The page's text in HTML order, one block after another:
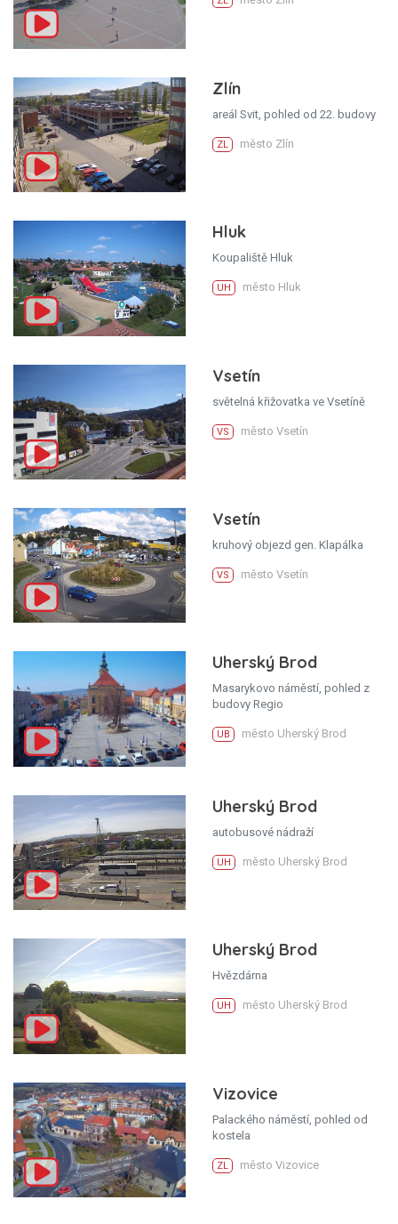
Zlín
areál Svit, pohled od 22. budovy
ZL město Zlín
Hluk
Koupaliště Hluk
UH město Hluk
Vsetín
světelná křižovatka ve Vsetíně
VS město Vsetín
Vsetín
kruhový objezd gen. Klapálka
VS město Vsetín
Uherský Brod
Masarykovo náměstí, pohled z
budovy Regio
UB město Uherský Brod
Uherský Brod
autobusové nádraží
UH město Uherský Brod
Uherský Brod
Hvězdárna
UH město Uherský Brod
Vizovice
Palackého náměstí, pohled od
kostela
ZL město Vizovice